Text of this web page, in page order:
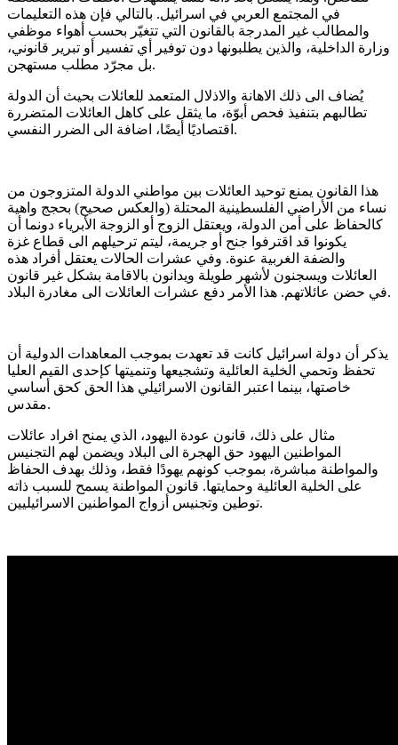
في المجتمع العربي في اسرائيل. بالتالي فإن هذه التعليمات
والمطالب غير المدرجة بالقانون التي تتغيّر بحسب أهواء موظفي
وزارة الداخلية، والذين يطلبونها دون توفير أي تفسير أو تبرير قانوني،
بل مجرّد مطلب مستهجن.
يُضاف الى ذلك الاهانة والاذلال المتعمد للعائلات بحيث أن الدولة
تطالبهم بتنفيذ فحص أبوّة، ما يثقل على كاهل العائلات المتضررة
اقتصاديًا أيضًا، اضافة الى الضرر النفسي .
هذا القانون يمنع توحيد العائلات بين مواطني الدولة المتزوجون من
نساء من الأراضي الفلسطينية المحتلة (والعكس صحيح) بحجج واهية
كالحفاظ على أمن الدولة، ويعتقل الزوج أو الزوجة الأبرياء دونما أن
يكونوا قد اقترفوا جنح أو جريمة، ليتم ترحيلهم الى قطاع غزة
والضفة الغربية عنوة. وفي عشرات الحالات يعتقل أفراد هذه
العائلات ويسجنون لأشهر طويلة ويدانون بالاقامة بشكل غير قانون
في حضن عائلاتهم. هذا الأمر دفع عشرات العائلات الى مغادرة البلاد .
يذكر أن دولة اسرائيل كانت قد تعهدت بموجب المعاهدات الدولية أن
تحفظ وتحمي الخلية العائلية وتشجيعها وتنميتها كإحدى القيم العليا
خاصتها، بينما اعتبر القانون الاسرائيلي هذا الحق كحق أساسي
مقدس.
مثال على ذلك، قانون عودة اليهود، الذي يمنح افراد عائلات
المواطنين اليهود حق الهجرة الى البلاد ويضمن لهم التجنيس
والمواطنة مباشرة، بموجب كونهم يهودًا فقط، وذلك بهدف الحفاظ
على الخلية العائلية وحمايتها. قانون المواطنة يسمح للسبب ذاته
توطين وتجنيس أزواج المواطنين الاسرائيليين.